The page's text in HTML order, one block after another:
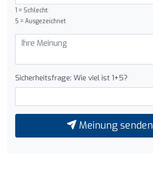
1 = Schlecht
5 = Ausgezeichnet
Sicherheitsfrage: Wie viel ist 1+5?
Meinung senden